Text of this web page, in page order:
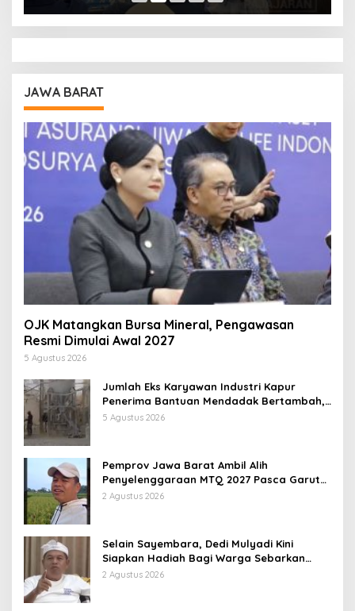
JAWA BARAT
OJK Matangkan Bursa Mineral, Pengawasan
Resmi Dimulai Awal 2027
5 Agustus 2026
Jumlah Eks Karyawan Industri Kapur
Penerima Bantuan Mendadak Bertambah,
KDM: Kita Identifikasi
5 Agustus 2026
Pemprov Jawa Barat Ambil Alih
Penyelenggaraan MTQ 2027 Pasca Garut
Mundur Jadi Tuan Rumah
2 Agustus 2026
Selain Sayembara, Dedi Mulyadi Kini
Siapkan Hadiah Bagi Warga Sebarkan
Lokasi Penjualan Narkotika
2 Agustus 2026